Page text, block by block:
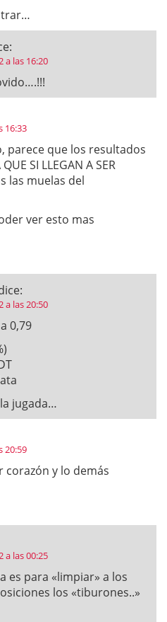
a las 16:20
16:33
parece que los resultados
SI LLEGAN A SER
las muelas del
ver esto mas
a las 20:50
0,79
jugada…
20:59
corazón y lo demás
a las 00:25
es para «limpiar» a los
los «tiburones..»